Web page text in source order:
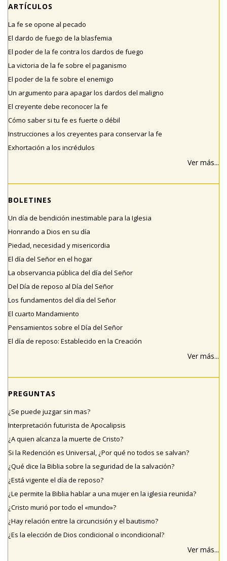
ARTÍCULOS
La fe se opone al pecado
El dardo de fuego de la blasfemia
El poder de la fe contra los dardos de fuego
La victoria de la fe sobre el paganismo
El poder de la fe sobre el enemigo
Un argumento para apagar los dardos del maligno
El creyente debe reconocer la fe
Cómo saber si tu fe es fuerte o débil
Instrucciones a los creyentes para conservar la fe
Exhortación a los incrédulos
Ver más...
BOLETINES
Un día de bendición inestimable para la Iglesia
Honrando a Dios en su día
Piedad, necesidad y misericordia
El día del Señor en el hogar
La observancia pública del día del Señor
Del Día de reposo al Día del Señor
Los fundamentos del día del Señor
El cuarto Mandamiento
Pensamientos sobre el Día del Señor
El día de reposo: Establecido en la Creación
Ver más...
PREGUNTAS
¿Se puede juzgar sin mas?
Interpretación futurista de Apocalipsis
¿A quien alcanza la muerte de Cristo?
Si la Redención es Universal, ¿Por qué no todos se salvan?
¿Qué dice la Biblia sobre la seguridad de la salvación?
¿Está vigente el día de reposo?
¿Le permite la Biblia hablar a una mujer en la iglesia reunida?
¿Cristo murió por todo el «mundo»?
¿Hay relación entre la circuncisión y el bautismo?
¿Es la elección de Dios condicional o incondicional?
Ver más...